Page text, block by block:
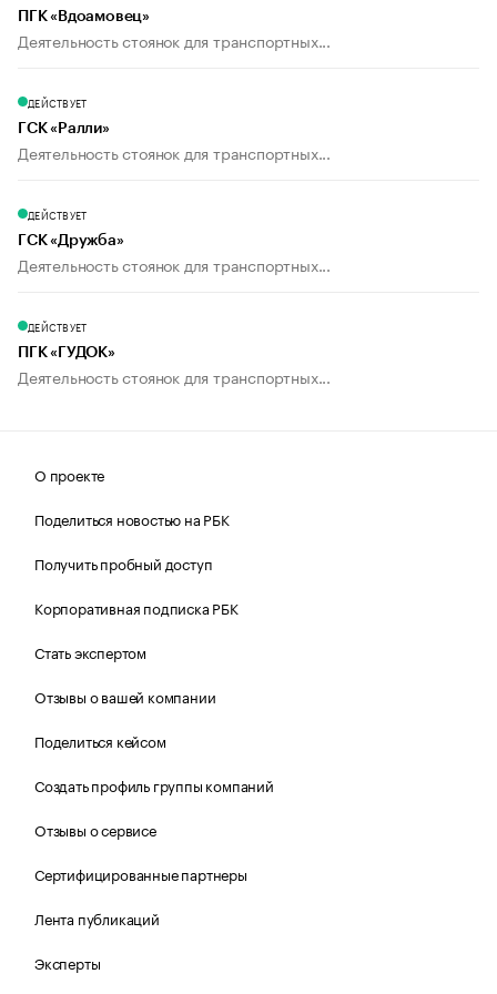
ПГК «Вдоамовец»
Деятельность стоянок для транспортных...
ДЕЙСТВУЕТ
ГСК «Ралли»
Деятельность стоянок для транспортных...
ДЕЙСТВУЕТ
ГСК «Дружба»
Деятельность стоянок для транспортных...
ДЕЙСТВУЕТ
ПГК «ГУДОК»
Деятельность стоянок для транспортных...
О проекте
Поделиться новостью на РБК
Получить пробный доступ
Корпоративная подписка РБК
Стать экспертом
Отзывы о вашей компании
Поделиться кейсом
Создать профиль группы компаний
Отзывы о сервисе
Сертифицированные партнеры
Лента публикаций
Эксперты